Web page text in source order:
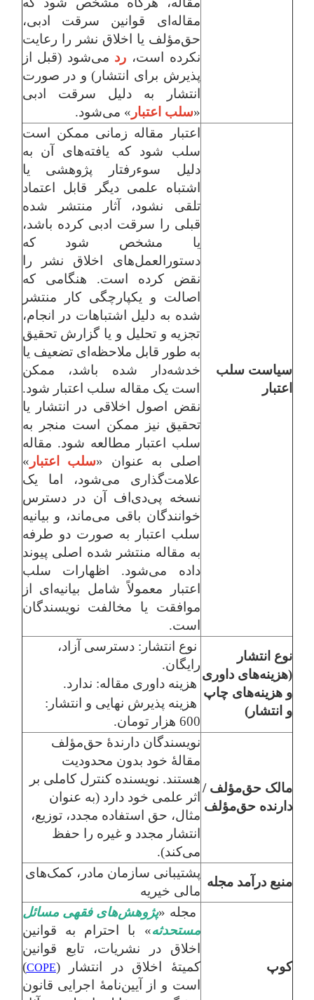
مقاله‌ای قوانین سرقت ادبی،
حق‌مؤلف یا اخلاق نشر را رعایت
نکرده است، رد می‌شود (قبل از
پذیرش برای انتشار) و در صورت
انتشار به دلیل سرقت ادبی
«سلب اعتبار » می‌شود.
سیاست سلب
اعتبار
اعتبار مقاله زمانی ممکن است
سلب شود که یافته‌های آن به
دلیل سوء‌رفتار پژوهشی یا
اشتباه علمی دیگر قابل اعتماد
تلقی نشود، آثار منتشر شده
قبلی را سرقت ادبی کرده باشد،
یا مشخص شود که
دستورالعمل‌های اخلاق نشر را
نقض کرده است. هنگامی که
اصالت و یکپارچگی کار منتشر
شده به دلیل اشتباهات در انجام،
تجزیه و تحلیل و یا گزارش تحقیق
به طور قابل ملاحظه‌ای تضعیف یا
خدشه‌دار شده باشد، ممکن
است یک مقاله سلب اعتبار شود.
نقض اصول اخلاقی در انتشار یا
تحقیق نیز ممکن است منجر به
سلب اعتبار مطالعه شود. مقاله
اصلی به عنوان «سلب اعتبار »
علامت‌گذاری می‌شود، اما یک
نسخه پی‌دی‌اف آن در دسترس
خوانندگان باقی می‌ماند، و بیانیه
سلب اعتبار به صورت دو طرفه
به مقاله منتشر شده اصلی پیوند
داده می‌شود. اظهارات سلب
اعتبار معمولاً شامل بیانیه‌ای از
موافقت یا مخالفت نویسندگان
است.
نوع انتشار
(هزینه‌های داوری
و هزینه‌های چاپ
و انتشار)
نوع انتشار: دسترسی آزاد،
رایگان.
هزینه داوری مقاله: ندارد.
هزینه پذیرش نهایی و انتشار:
600 هزار تومان.
مالک حق‌مؤلف /
دارنده حق‌مؤلف
نویسندگان دارندۀ حق‌مؤلف
مقالۀ خود بدون محدودیت
هستند. نویسنده کنترل کاملی بر
اثر علمی خود دارد (به عنوان
مثال، حق استفاده مجدد، توزیع،
انتشار مجدد و غیره را حفظ
می‌کند).
منبع درآمد مجله
پشتیبانی سازمان مادر، کمک‌های
مالی خیریه
کوپ
مجله «پژوهش‌های فقهی مسائل
مستحدثه» با احترام به قوانین
اخلاق در نشریات، تابع قوانین
کمیتۀ اخلاق در انتشار (COPE
)
است و از آیین‌نامۀ اجرایی قانون